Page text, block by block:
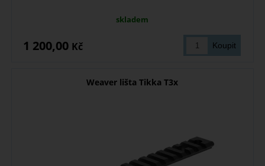
skladem
1 200,00 Kč
Weaver lišta Tikka T3x